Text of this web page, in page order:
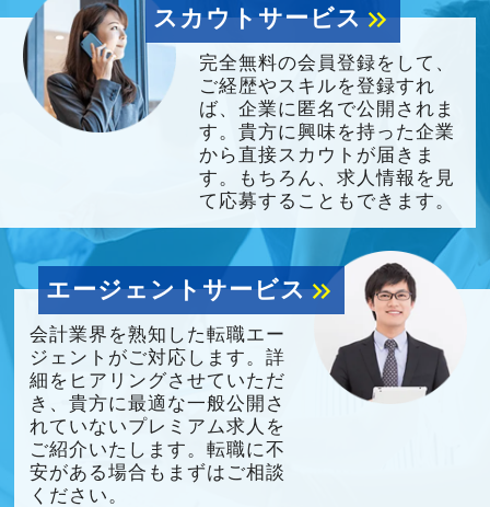
スカウトサービスkeyboard_double_arrow_right
完全無料の会員登録をして、
ご経歴やスキルを登録すれ
ば、企業に匿名で公開されま
す。貴方に興味を持った企業
から直接スカウトが届きま
す。もちろん、求人情報を見
て応募することもできます。
エージェントサービスkeyboard_double_arrow_right
会計業界を熟知した転職エー
ジェントがご対応します。詳
細をヒアリングさせていただ
き、貴方に最適な一般公開さ
れていないプレミアム求人を
ご紹介いたします。転職に不
安がある場合もまずはご相談
ください。